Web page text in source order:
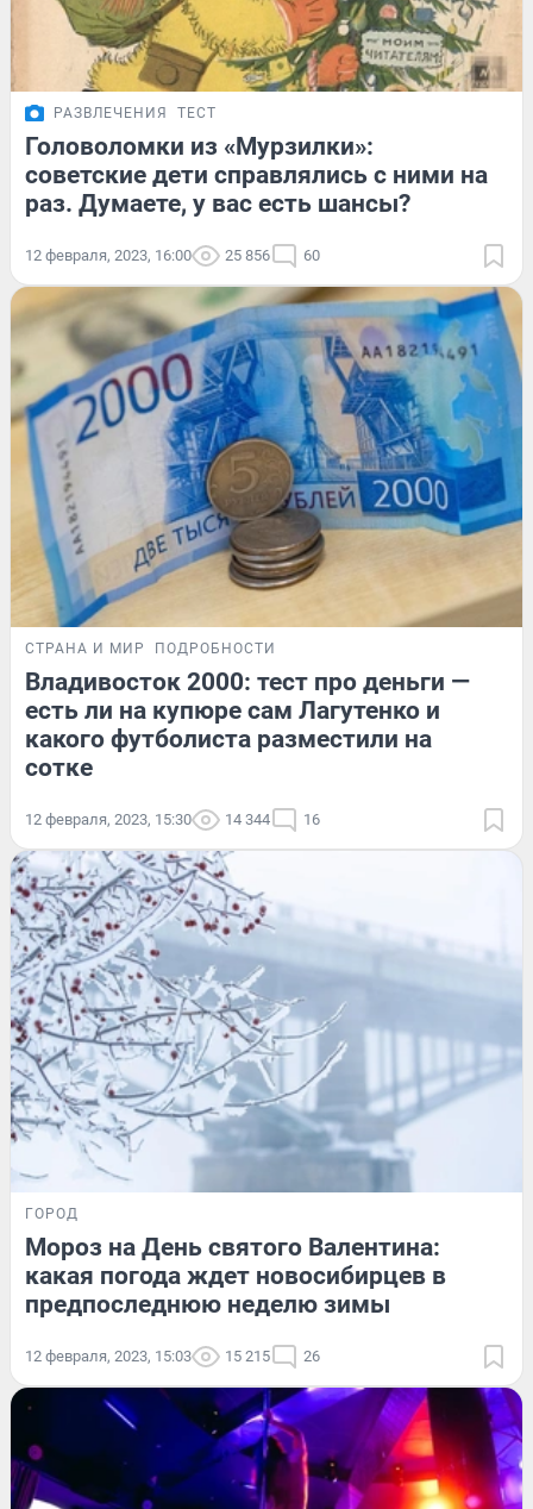
РАЗВЛЕЧЕНИЯ ТЕСТ
Головоломки из «Мурзилки»:
советские дети справлялись с ними на
раз. Думаете, у вас есть шансы?
12 февраля, 2023, 16:00 25 856 60
СТРАНА И МИР ПОДРОБНОСТИ
Владивосток 2000: тест про деньги —
есть ли на купюре сам Лагутенко и
какого футболиста разместили на
сотке
12 февраля, 2023, 15:30 14 344 16
ГОРОД
Мороз на День святого Валентина:
какая погода ждет новосибирцев в
предпоследнюю неделю зимы
12 февраля, 2023, 15:03 15 215 26